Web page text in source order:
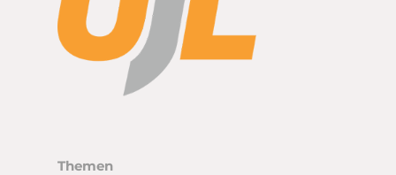
Themen